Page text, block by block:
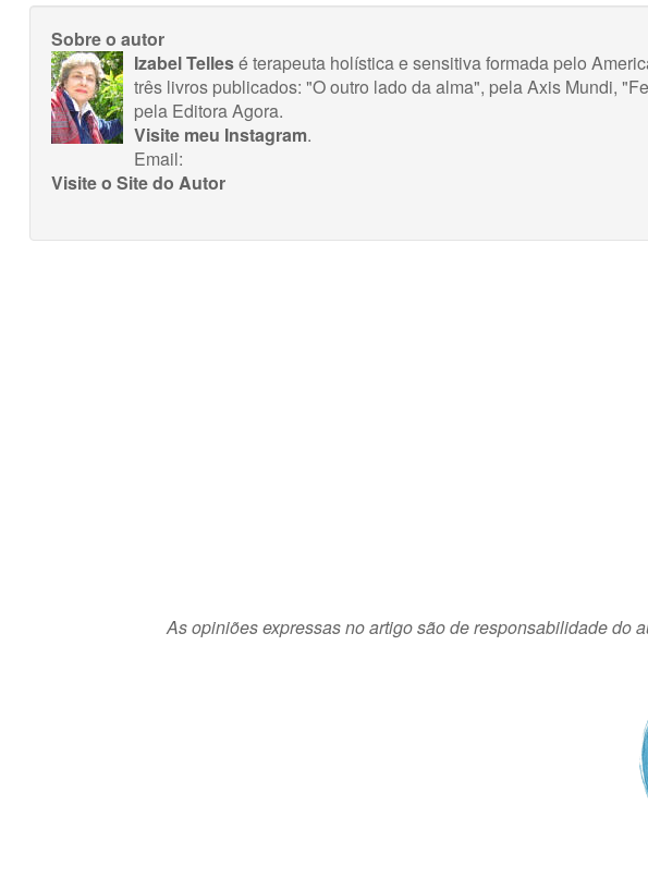
Sobre o autor
Izabel Tellesé terapeuta holística e sensitiva formada pelo
três livros publicados: "O outro lado da alma", pela Axis Mundi,
pela Editora Agora.
Visite meu Instagram.
Email:
Visite o Site do Autor
As opiniões expressas no artigo são de responsabilidade do